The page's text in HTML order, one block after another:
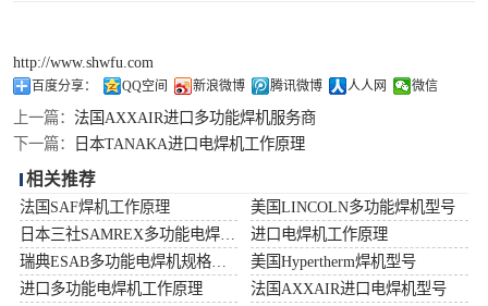
http://www.shwfu.com
百度分享： QQ空间 新浪微博 腾讯微博 人人网 微信
上一篇： 法国AXXAIR进口多功能焊机服务商
下一篇：
日本TANAKA进口电焊机工作原理
相关推荐
法国SAF焊机工作原理
美国LINCOLN多功能焊机型号
进口电焊机工作原理
美国Hypertherm焊机型号
进口多功能电焊机工作原理
法国AXXAIR进口电焊机型号
小池划线嘴
气体混合配比器
海宝Hypertherm
减压阀
伊萨ESAB焊条